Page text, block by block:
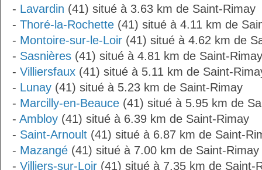
- Lavardin (41) situé à 3.63 km de Saint-Rimay
- Thoré-la-Rochette (41) situé à 4.11 km de
- Montoire-sur-le-Loir (41) situé à 4.62 km de
- Sasnières (41) situé à 4.81 km de Saint-Rimay
- Villiersfaux (41) situé à 5.11 km de Saint-
- Lunay (41) situé à 5.23 km de Saint-Rimay
- Marcilly-en-Beauce (41) situé à 5.95 km de
- Ambloy (41) situé à 6.39 km de Saint-Rimay
- Saint-Arnoult (41) situé à 6.87 km de Saint-
- Mazangé (41) situé à 7.00 km de Saint-Rimay
- Villiers-sur-Loir (41) situé à 7.35 km de Saint-